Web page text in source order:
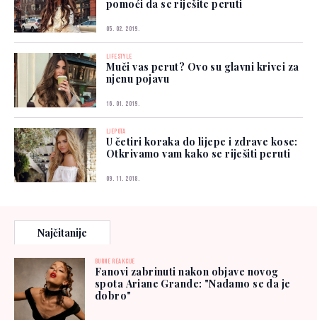
pomoći da se riješite peruti
05. 02. 2019.
LIFESTYLE
Muči vas perut? Ovo su glavni krivci za
njenu pojavu
16. 01. 2019.
LJEPOTA
U četiri koraka do lijepe i zdrave kose:
Otkrivamo vam kako se riješiti peruti
09. 11. 2018.
Najčitanije
BURNE REAKCIJE
Fanovi zabrinuti nakon objave novog
spota Ariane Grande: "Nadamo se da je
dobro"